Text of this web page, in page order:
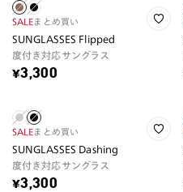
SALEまとめ買い
SUNGLASSES Flipped
度付き対応サングラス
¥3,300
SALEまとめ買い
SUNGLASSES Dashing
度付き対応サングラス
¥3,300